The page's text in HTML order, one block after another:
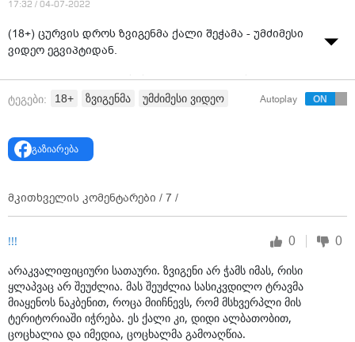
17:32 / 04-07-2022
(18+) ცურვის დროს ზვიგენმა ქალი შეჭამა - უმძიმესი
ვიდეო ეგვიპტიდან.
წითელ ზღვაში ცურვისას ზვიგენმა 68 წლის
ავსტრალიელი ელისაბედ საუერი შეჭამა.
ცდილობს, რა დროსაც მას ზვიგენმა ხელსა და ფეხზე
უკბინა, ზღვა კი სისხლისგან
ტეგები: 18+ ზვიგენმა უმძიმესი ვიდეო Autoplay
გაზიარება
მკითხველის კომენტარები / 7 /
!!! 0 0
არაკვალიფიციური სათაური. ზვიგენი არ ჭამს იმას, რისი
ყლაპვაც არ შეუძლია. მას შეუძლია სასიკვდილო ტრავმა
მიაყენოს ნაკბენით, როცა მიიჩნევს, რომ მსხვერპლი მის
ტერიტორიაში იჭრება. ეს ქალი კი, დიდი ალბათობით,
ცოცხალია და იმედია, ცოცხალმა გამოაღწია.